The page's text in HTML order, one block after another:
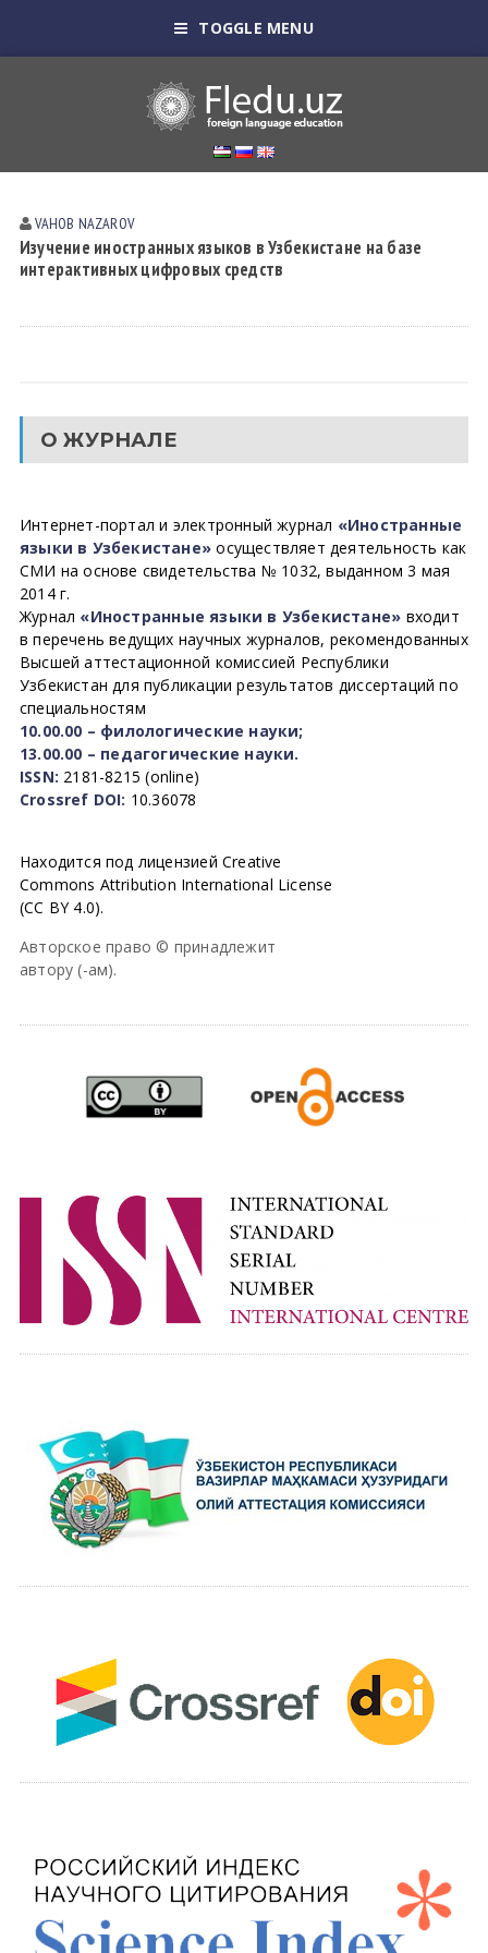
TOGGLE MENU
VAHOB NAZAROV
Изучение иностранных языков в Узбекистане на базе
интерактивных цифровых средств
О ЖУРНАЛЕ
Интернет-портал и электронный журнал «Иностранные
языки в Узбекистане» осуществляет деятельность как
СМИ на основе свидетельства № 1032, выданном 3 мая
2014 г.
Журнал «Иностранные языки в Узбекистане» входит
в перечень ведущих научных журналов, рекомендованных
Высшей аттестационной комиссией Республики
Узбекистан для публикации результатов диссертаций по
специальностям
10.00.00 – филологические науки;
13.00.00 – педагогические науки.
ISSN: 2181-8215 (online)
Crossref DOI: 10.36078
Находится под лицензией Creative
Commons Attribution International License
(CC BY 4.0).
Авторское право © принадлежит
автору (-ам).